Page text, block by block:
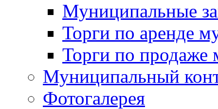
Муниципальные
Торги по аренде
Торги по продаже
Муниципальный
Фотогалерея